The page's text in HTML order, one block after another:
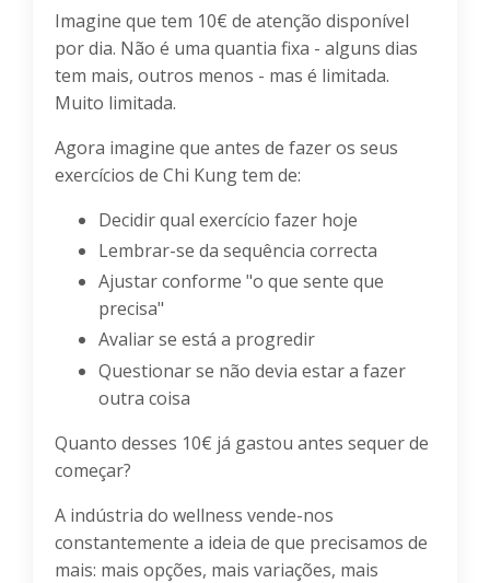
Imagine que tem 10€ de atenção disponível
por dia. Não é uma quantia fixa - alguns dias
tem mais, outros menos - mas é limitada.
Muito limitada.
Agora imagine que antes de fazer os seus
exercícios de Chi Kung tem de:
Decidir qual exercício fazer hoje
Lembrar-se da sequência correcta
Ajustar conforme "o que sente que
precisa"
Avaliar se está a progredir
Questionar se não devia estar a fazer
outra coisa
Quanto desses 10€ já gastou antes sequer de
começar?
A indústria do wellness vende-nos
constantemente a ideia de que precisamos de
mais: mais opções, mais variações, mais